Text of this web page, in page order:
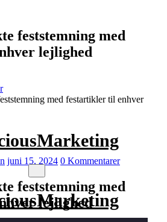
feststemning med
lejlighed
med festartikler til enhver
juni 15, 2024 0 Kommentarer
feststemning med
lejlighed